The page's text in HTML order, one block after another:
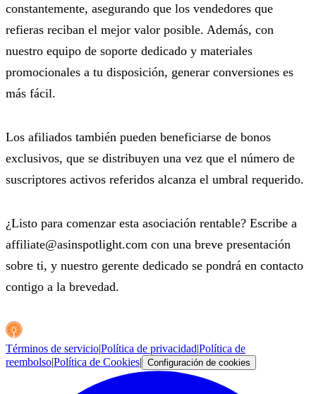
constantemente, asegurando que los vendedores que
refieras reciban el mejor valor posible. Además, con
nuestro equipo de soporte dedicado y materiales
promocionales a tu disposición, generar conversiones es
más fácil.
Los afiliados también pueden beneficiarse de bonos
exclusivos, que se distribuyen una vez que el número de
suscriptores activos referidos alcanza el umbral requerido.
¿Listo para comenzar esta asociación rentable? Escribe a
affiliate@asinspotlight.com con una breve presentación
sobre ti, y nuestro gerente dedicado se pondrá en contacto
contigo a la brevedad.
Términos de servicio|Política de privacidad|Política de
reembolso|Política de Cookies| Configuración de cookies